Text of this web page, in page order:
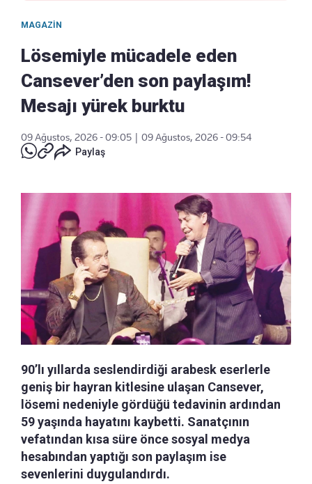
MAGAZIN
Lösemiyle mücadele eden
Cansever’den son paylaşım!
Mesajı yürek burktu
09 Ağustos, 2026 - 09:05
09 Ağustos, 2026 - 09:54
Paylaş
90’lı yıllarda seslendirdiği arabesk eserlerle
geniş bir hayran kitlesine ulaşan Cansever,
lösemi nedeniyle gördüğü tedavinin ardından
59 yaşında hayatını kaybetti. Sanatçının
vefatından kısa süre önce sosyal medya
hesabından yaptığı son paylaşım ise
sevenlerini duygulandırdı.